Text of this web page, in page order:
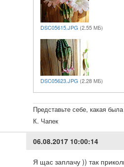
DSC05615.JPG (2.55 МБ)
DSC05623.JPG (2.28 МБ)
Представьте себе, какая
К. Чапек
06.08.2017 10:00:14
Я щас заплачу )) так